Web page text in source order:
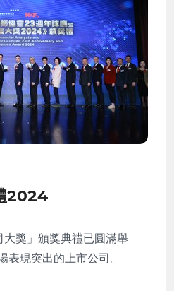
2024
獎」頒獎典禮已圓滿舉
現突出的上市公司。